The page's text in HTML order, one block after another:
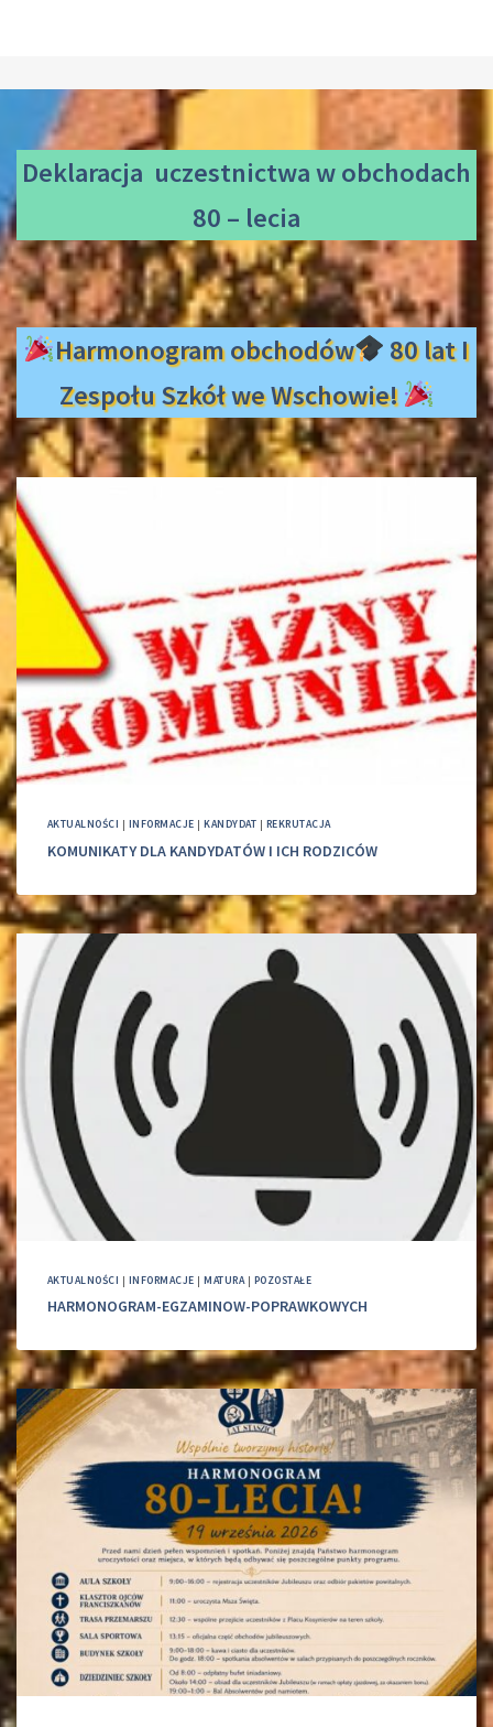
Deklaracja uczestnictwaw obchodach
80 – lecia
Harmonogram obchodów
80 lat I
Zespołu Szkół we Wschowie!
AKTUALNOŚCI | INFORMACJE |KANDYDAT | REKRUTACJA
KOMUNIKATY DLA KANDYDATÓW I ICH RODZICÓW
AKTUALNOŚCI | INFORMACJE |MATURA | POZOSTAŁE
HARMONOGRAM-EGZAMINOW-POPRAWKOWYCH